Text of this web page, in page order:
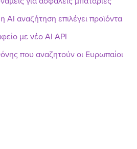
αναζήτηση επιλέγει προϊόντα
με νέο AI API
που αναζητούν οι Ευρωπαίοι